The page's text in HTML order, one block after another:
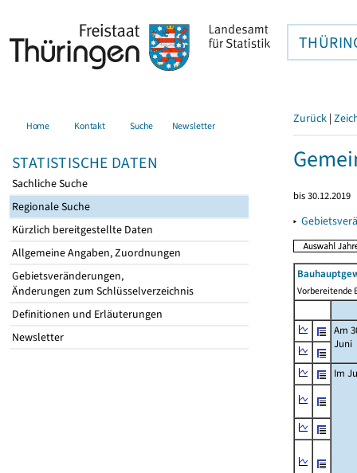
Home Kontakt Suche Newsletter
STATISTISCHE DATEN
Sachliche Suche
Regionale Suche
Kürzlich bereitgestellte Daten
Allgemeine Angaben, Zuordnungen
Gebietsveränderungen,
Änderungen zum Schlüsselverzeichnis
Definitionen und Erläuterungen
Newsletter
Zurück |
bis 30.12.2019
▸
Vorbereitende
Am
Juni
Im